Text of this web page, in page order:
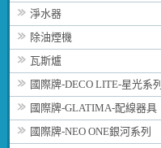
淨水器
除油煙機
瓦斯爐
國際牌-DECO LITE-星光系列
國際牌-GLATIMA-配線器具
國際牌-NEO ONE銀河系列